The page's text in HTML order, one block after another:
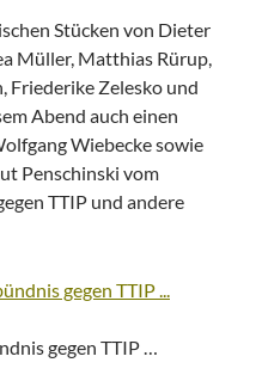
Stücken von Dieter
Müller, Matthias Rürup,
Friederike Zelesko und
Abend auch einen
Wiebecke sowie
Penschinski vom
TTIP und andere
gegen TTIP …